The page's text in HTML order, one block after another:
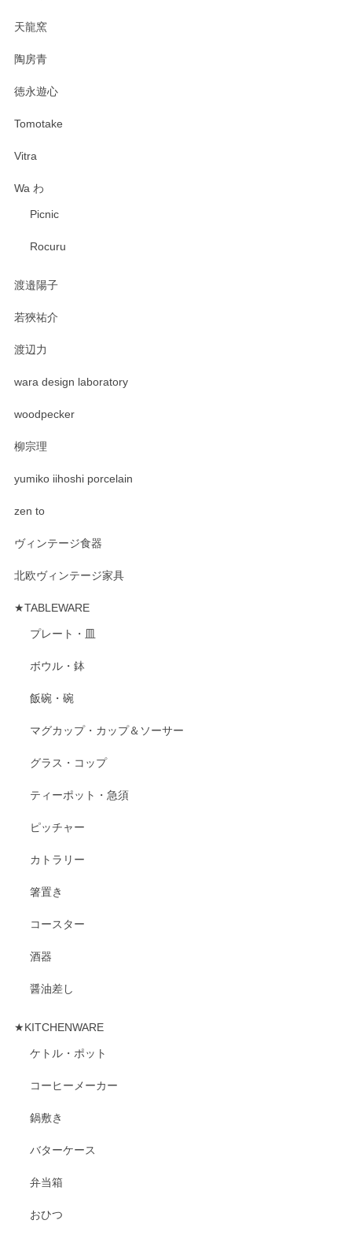
天龍窯
陶房青
徳永遊心
Tomotake
Vitra
Wa わ
Picnic
Rocuru
渡邉陽子
若狹祐介
渡辺力
wara design laboratory
woodpecker
柳宗理
yumiko iihoshi porcelain
zen to
ヴィンテージ食器
北欧ヴィンテージ家具
★TABLEWARE
プレート・皿
ボウル・鉢
飯碗・碗
マグカップ・カップ＆ソーサー
グラス・コップ
ティーポット・急須
ピッチャー
カトラリー
箸置き
コースター
酒器
醤油差し
★KITCHENWARE
ケトル・ポット
コーヒーメーカー
鍋敷き
バターケース
弁当箱
おひつ